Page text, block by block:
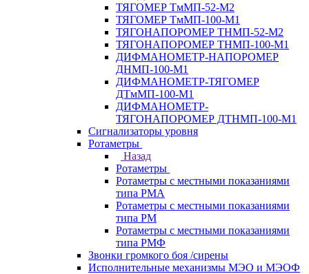
ТЯГОМЕР ТмМП-52-М2
ТЯГОМЕР ТмМП-100-М1
ТЯГОНАПОРОМЕР ТНМП-52-М2
ТЯГОНАПОРОМЕР ТНМП-100-М1
ДИФМАНОМЕТР-НАПОРОМЕР
ДНМП-100-М1
ДИФМАНОМЕТР-ТЯГОМЕР
ДТмМП-100-М1
ДИФМАНОМЕТР-
ТЯГОНАПОРОМЕР ДТНМП-100-М1
Сигнализаторы уровня
Ротаметры
Назад
Ротаметры
Ротаметры с местными показаниями
типа РМА
Ротаметры с местными показаниями
типа РМ
Ротаметры с местными показаниями
типа РМФ
Звонки громкого боя /сирены
Исполнительные механизмы МЭО и МЭОФ